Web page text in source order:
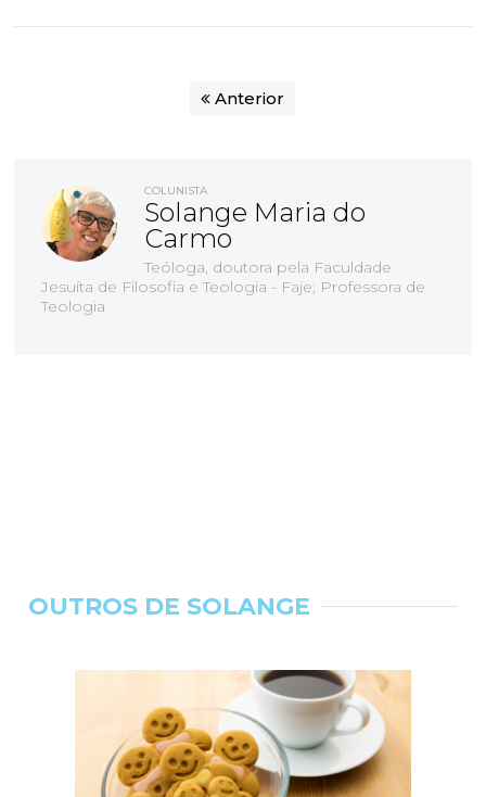
Anterior
COLUNISTA
Solange Maria do
Carmo
Teóloga, doutora pela Faculdade
Jesuíta de Filosofia e Teologia - Faje; Professora de
Teologia
OUTROS DE SOLANGE